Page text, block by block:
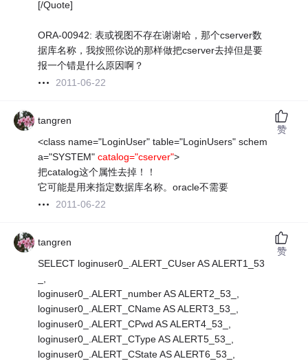
[/Quote]
ORA-00942: 表或视图不存在谢谢哈，那个cserver数
据库名称，我按照你说的那样做把cserver去掉但是要
报一个错是什么原因啊？
2011-06-22
tangren
<class name="LoginUser" table="LoginUsers" schem
a="SYSTEM"catalog="cserver">
把catalog这个属性去掉！！
它可能是用来指定数据库名称。oracle不需要
2011-06-22
赞
tangren
SELECT loginuser0_.ALERT_CUser AS ALERT1_53
_,
loginuser0_.ALERT_number AS ALERT2_53_,
loginuser0_.ALERT_CName AS ALERT3_53_,
loginuser0_.ALERT_CPwd AS ALERT4_53_,
loginuser0_.ALERT_CType AS ALERT5_53_,
loginuser0_.ALERT_CState AS ALERT6_53_,
赞